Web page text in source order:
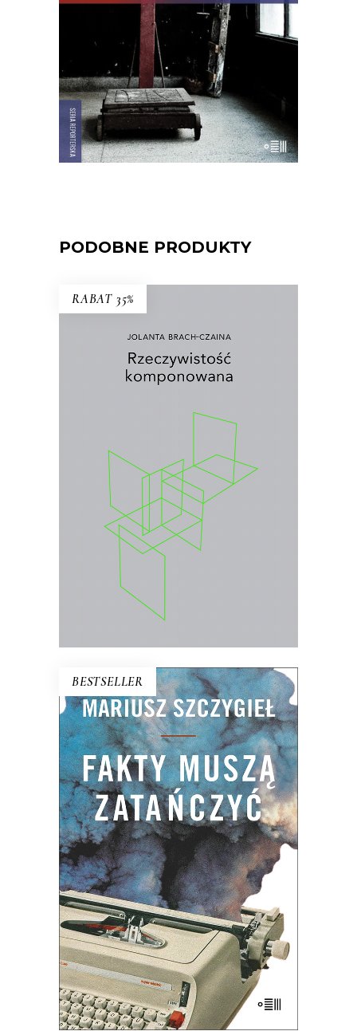
E-BOOK DO KOSZYKA
Hawany, są prosięta hodowane w
wannach i jest krowa – bohaterka
rewolucji.
44.00 zł 22.00zł
PODOBNE PRODUKTY
RABAT 35%
E-BOOK DO KOSZYKA
RZECZYWISTOŚĆ
Wybór najważniejszych esejów i
wywiadów prasowych Jolanty Brach-
Czainy.
40.00zł 26.00
KSIĄŻKA DO KOSZYKA
BESTSELLER
E-BOOK DO KOSZYKA
FAKTY MUSZĄ ZATAŃCZYĆ
Dlaczego bez szczegółu nie ma ogółu?
Czym różni się fakt od faktu podanego
czytelnikom? Czy na pewno Z zimną
krwią Trumana Capote’a jest pierwszą
powieścią non-fiction? Do czego może
służyć reporterowi bardzo długi szalik?
Dlaczego Hanna Krall jest Mondrianem
reportażu, a nie […]
55.00zł 35.75zł
KSIĄŻKA DO KOSZYKA